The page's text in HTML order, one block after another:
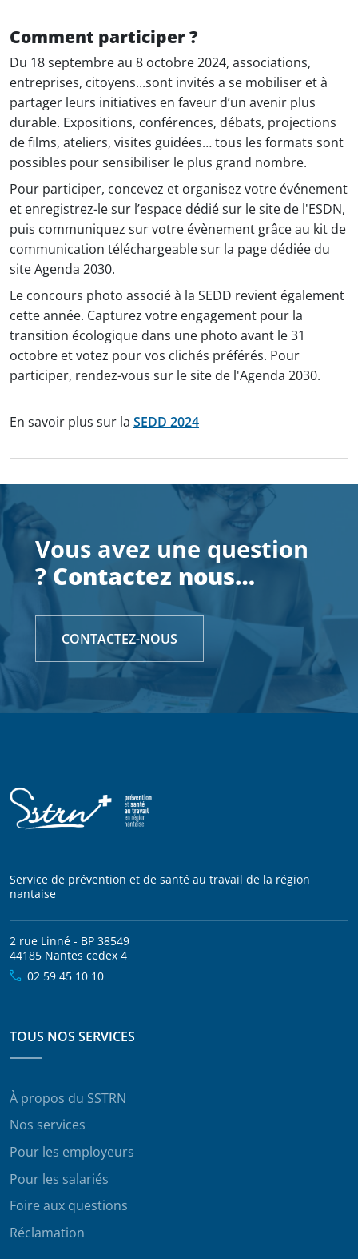
Comment participer ?
Du 18 septembre au 8 octobre 2024, associations,
entreprises, citoyens...sont invités a se mobiliser et à
partager leurs initiatives en faveur d’un avenir plus
durable. Expositions, conférences, débats, projections
de films, ateliers, visites guidées… tous les formats sont
possibles pour sensibiliser le plus grand nombre.
Pour participer, concevez et organisez votre événement
et enregistrez-le sur l’espace dédié sur le site de l'ESDN,
puis communiquez sur votre évènement grâce au kit de
communication téléchargeable sur la page dédiée du
site Agenda 2030.
Le concours photo associé à la SEDD revient également
cette année. Capturez votre engagement pour la
transition écologique dans une photo avant le 31
octobre et votez pour vos clichés préférés. Pour
participer, rendez-vous sur le site de l'Agenda 2030.
En savoir plus sur la SEDD 2024
Vous avez une question
?Contactez nous…
CONTACTEZ-NOUS
Service de prévention et de santé au travail de la région
nantaise
2 rue Linné - BP 38549
44185 Nantes cedex 4
02 59 45 10 10
TOUS NOS SERVICES
À propos du SSTRN
Nos services
Pour les employeurs
Pour les salariés
Foire aux questions
Réclamation